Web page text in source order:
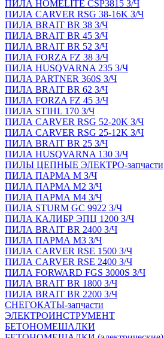
ПИЛА HOMELITE CSP3815 З/Ч
ПИЛА CARVER RSG 38-16K З/Ч
ПИЛА BRAIT BR 38 З/Ч
ПИЛА BRAIT BR 45 З/Ч
ПИЛА BRAIT BR 52 З/Ч
ПИЛА FORZA FZ 38 З/Ч
ПИЛА HUSQVARNA 235 З/Ч
ПИЛА PARTNER 360S З/Ч
ПИЛА BRAIT BR 62 З/Ч
ПИЛА FORZA FZ 45 З/Ч
ПИЛА STIHL 170 З/Ч
ПИЛА CARVER RSG 52-20K З/Ч
ПИЛА CARVER RSG 25-12K З/Ч
ПИЛА BRAIT BR 25 З/Ч
ПИЛА HUSQVARNA 130 З/Ч
ПИЛЫ ЦЕПНЫЕ ЭЛЕКТРО-запчасти
ПИЛА ПАРМА М З/Ч
ПИЛА ПАРМА М2 З/Ч
ПИЛА ПАРМА М4 З/Ч
ПИЛА STURM GC 9922 З/Ч
ПИЛА КАЛИБР ЭПЦ 1200 З/Ч
ПИЛА BRAIT BR 2400 З/Ч
ПИЛА ПАРМА М3 З/Ч
ПИЛА CARVER RSE 1500 З/Ч
ПИЛА CARVER RSE 2400 З/Ч
ПИЛА FORWARD FGS 3000S З/Ч
ПИЛА BRAIT BR 1800 З/Ч
ПИЛА BRAIT BR 2200 З/Ч
СНЕГОКАТЫ-запчасти
ЭЛЕКТРОИНСТРУМЕНТ
БЕТОНОМЕШАЛКИ